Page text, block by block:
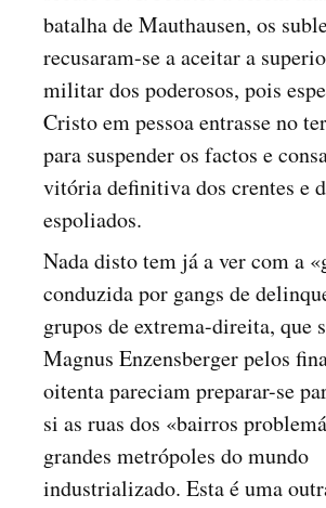
batalha de Mauthausen, os
recusaram-se a aceitar a
militar dos poderosos, pois
Cristo em pessoa entrasse no
para suspender os factos e
vitória definitiva dos crentes e
espoliados.
Nada disto tem já a ver com a
conduzida por gangs de
grupos de extrema-direita, que
Magnus Enzensberger pelos
oitenta pareciam preparar-se
si as ruas dos «bairros
grandes metrópoles do mundo
industrializado. Esta é uma